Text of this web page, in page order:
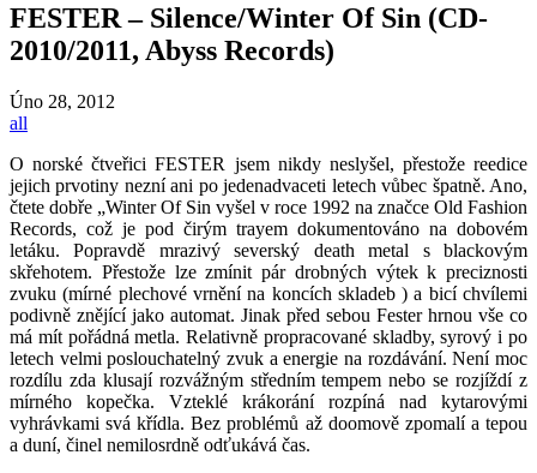
FESTER – Silence/Winter Of Sin (CD-
2010/2011, Abyss Records)
Úno 28, 2012
all
O norské čtveřici FESTER jsem nikdy neslyšel, přestože reedice
jejich prvotiny nezní ani po jedenadvaceti letech vůbec špatně. Ano,
čtete dobře „Winter Of Sin vyšel v roce 1992 na značce Old Fashion
Records, což je pod čirým trayem dokumentováno na dobovém
letáku. Popravdě mrazivý severský death metal s blackovým
skřehotem. Přestože lze zmínit pár drobných výtek k preciznosti
zvuku (mírné plechové vrnění na koncích skladeb ) a bicí chvílemi
podivně znějící jako automat. Jinak před sebou Fester hrnou vše co
má mít pořádná metla. Relativně propracované skladby, syrový i po
letech velmi poslouchatelný zvuk a energie na rozdávání. Není moc
rozdílu zda klusají rozvážným středním tempem nebo se rozjíždí z
mírného kopečka. Vzteklé krákorání rozpíná nad kytarovými
vyhrávkami svá křídla. Bez problémů až doomově zpomalí a tepou
a duní, činel nemilosrdně odťukává čas.